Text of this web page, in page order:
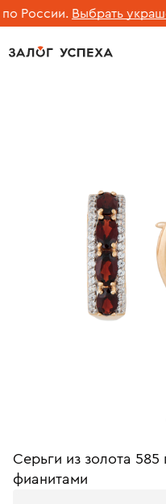
России. Выбрать
Серьги из золота
фианитами